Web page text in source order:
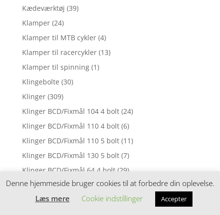
Kædeværktøj (39)
Klamper (24)
Klamper til MTB cykler (4)
Klamper til racercykler (13)
Klamper til spinning (1)
Klingebolte (30)
Klinger (309)
Klinger BCD/Fixmål 104 4 bolt (24)
Klinger BCD/Fixmål 110 4 bolt (6)
Klinger BCD/Fixmål 110 5 bolt (11)
Klinger BCD/Fixmål 130 5 bolt (7)
Klinger BCD/Fixmål 64 4 bolt (29)
Klinger BCD/Fixmål 74 5 bolt (1)
Klinger BCD/Fixmål 80 4 bolt (3)
Denne hjemmeside bruger cookies til at forbedre din oplevelse.
Læs mere
Cookie indstillinger Accepter